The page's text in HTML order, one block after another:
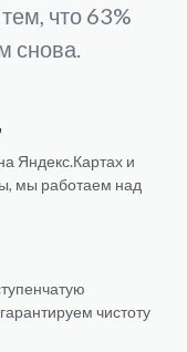
что 63%
снова.
Яндекс.Картах и
мы работаем над
чистоту